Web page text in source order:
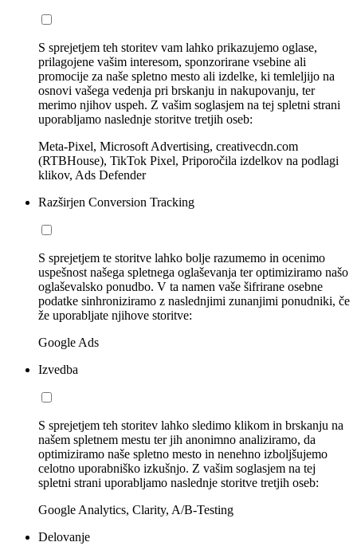
S sprejetjem teh storitev vam lahko prikazujemo oglase,
prilagojene vašim interesom, sponzorirane vsebine ali
promocije za naše spletno mesto ali izdelke, ki temleljijo na
osnovi vašega vedenja pri brskanju in nakupovanju, ter
merimo njihov uspeh. Z vašim soglasjem na tej spletni strani
uporabljamo naslednje storitve tretjih oseb:
Meta-Pixel, Microsoft Advertising, creativecdn.com
(RTBHouse), TikTok Pixel, Priporočila izdelkov na podlagi
klikov, Ads Defender
Razširjen Conversion Tracking
S sprejetjem te storitve lahko bolje razumemo in ocenimo
uspešnost našega spletnega oglaševanja ter optimiziramo našo
oglaševalsko ponudbo. V ta namen vaše šifrirane osebne
podatke sinhroniziramo z naslednjimi zunanjimi ponudniki, če
že uporabljate njihove storitve:
Google Ads
Izvedba
S sprejetjem teh storitev lahko sledimo klikom in brskanju na
našem spletnem mestu ter jih anonimno analiziramo, da
optimiziramo naše spletno mesto in nenehno izboljšujemo
celotno uporabniško izkušnjo. Z vašim soglasjem na tej
spletni strani uporabljamo naslednje storitve tretjih oseb:
Google Analytics, Clarity, A/B-Testing
Delovanje